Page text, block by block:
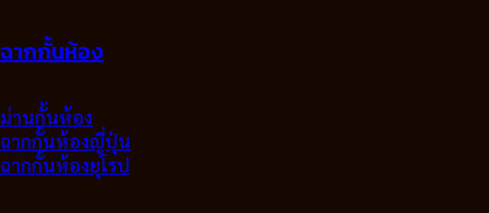
ฉากกั้นห้อง
ม่านกั้นห้อง
ฉากกั้นห้องญี่ปุ่น
ฉากกั้นห้องยุโรป